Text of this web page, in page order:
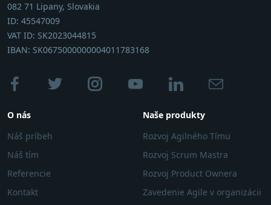
082 71 Lipany, Slovakia
ID: 45547009
VAT ID: SK2023044815
IBAN: SK0675000000004011783168
O nás
Náš príbeh
Náš tím
Referencie
Kontakt
Naše produkty
Rozvoj Agilného Tímu
Rozvoj Scrum Mastra
Rozvoj Product Ownera
Zavedenie Agile v organizácii